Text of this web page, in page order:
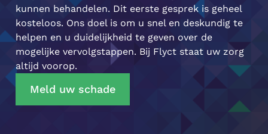
kunnen behandelen. Dit eerste gesprek is geheel
kosteloos. Ons doel is om u snel en deskundig te
helpen en u duidelijkheid te geven over de
mogelijke vervolgstappen. Bij Flyct staat uw zorg
altijd voorop.
Meld uw schade